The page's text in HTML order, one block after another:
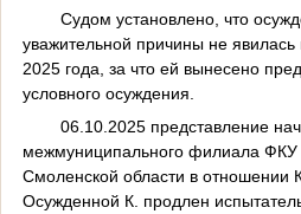
Судом установлено, что
уважительной причины не явилась
2025 года, за что ей вынесено
условного осуждения.
06.10.2025 представление
межмуниципального филиала
Смоленской области в отношении
Осужденной К. продлен